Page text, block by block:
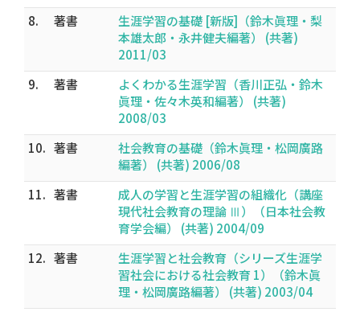
8.
著書
生涯学習の基礎 [新版]（鈴木眞理・梨
本雄太郎・永井健夫編著） (共著)
2011/03
9.
著書
よくわかる生涯学習（香川正弘・鈴木
眞理・佐々木英和編著） (共著)
2008/03
10. 著書
社会教育の基礎（鈴木眞理・松岡廣路
編著） (共著) 2006/08
11. 著書
成人の学習と生涯学習の組織化（講座
現代社会教育の理論 Ⅲ）（日本社会教
育学会編） (共著) 2004/09
12. 著書
生涯学習と社会教育（シリーズ生涯学
習社会における社会教育 1）（鈴木眞
理・松岡廣路編著） (共著) 2003/04